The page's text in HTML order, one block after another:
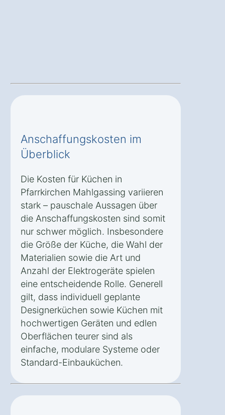
Anschaffungskosten im
Überblick
Die Kosten für Küchen in
Pfarrkirchen Mahlgassing variieren
stark – pauschale Aussagen über
die Anschaffungskosten sind somit
nur schwer möglich. Insbesondere
die Größe der Küche, die Wahl der
Materialien sowie die Art und
Anzahl der Elektrogeräte spielen
eine entscheidende Rolle. Generell
gilt, dass individuell geplante
Designerküchen sowie Küchen mit
hochwertigen Geräten und edlen
Oberflächen teurer sind als
einfache, modulare Systeme oder
Standard-Einbauküchen.